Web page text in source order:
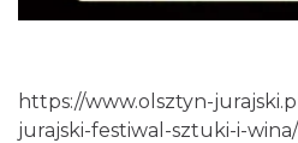
https://www.olsztyn-
jurajski-festiwal-sztuki-i-wina/